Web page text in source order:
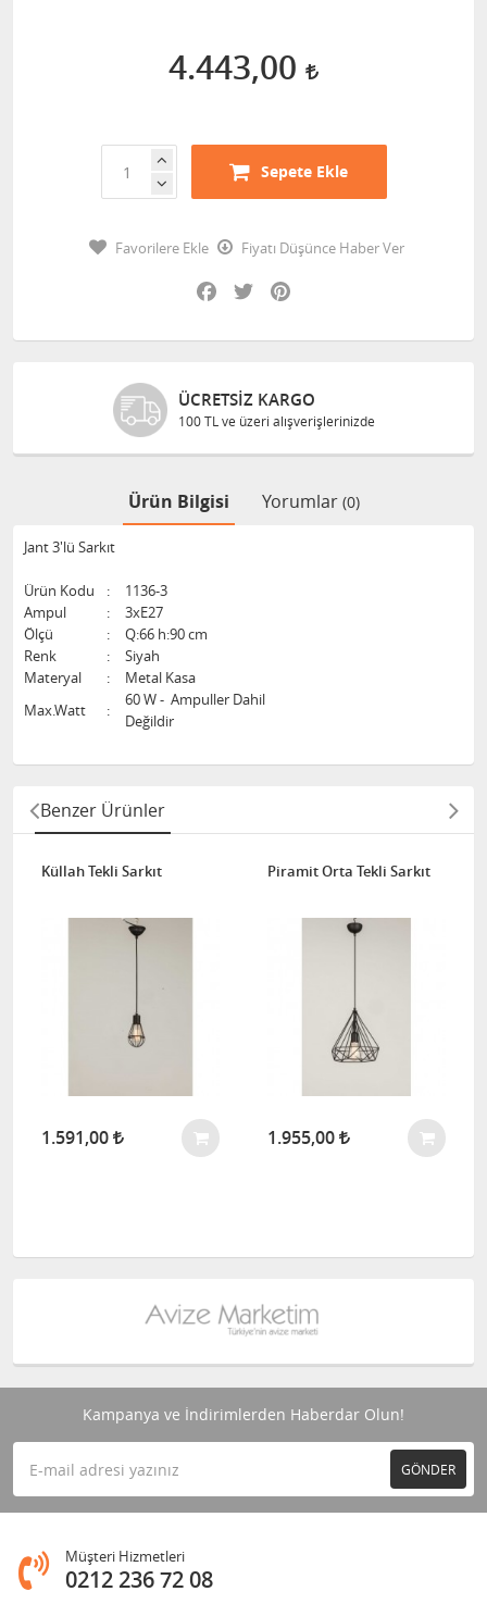
4.443,00
Sepete Ekle
Favorilere Ekle
Fiyatı Düşünce Haber Ver
Facebook
Twitter
ÜCRETSIZ KARGO
100 TL ve üzeri alışverişlerinizde
Ürün Bilgisi Yorumlar (0)
Jant 3'lü Sarkıt
Ürün Kodu :
1136-3
Ampul
:
3xE27
Ölçü
:
Q:66 h:90 cm
Renk
:
Siyah
Materyal
:
Metal Kasa
Max.Watt
:
60 W - Ampuller Dahil
Değildir
Benzer Ürünler
Küllah Tekli Sarkıt
1.591,00
Piramit Orta Tekli Sarkıt
1.955,00
Kampanya ve İndirimlerden Haberdar Olun!
GÖNDER
Müşteri Hizmetleri
0212 236 72 08